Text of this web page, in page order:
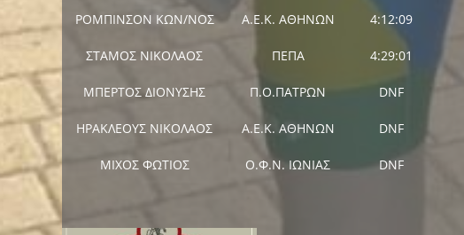
ΡΟΜΠΙΝΣΟΝ ΚΩΝ/ΝΟΣ Α.Ε.Κ. ΑΘΗΝΩΝ 4:12:09
ΣΤΑΜΟΣ ΝΙΚΟΛΑΟΣ ΠΕΠΑ 4:29:01
ΜΠΕΡΤΟΣ ΔΙΟΝΥΣΗΣ Π.Ο.ΠΑΤΡΩΝ DNF
ΗΡΑΚΛΕΟΥΣ ΝΙΚΟΛΑΟΣ Α.Ε.Κ. ΑΘΗΝΩΝ DNF
ΜΙΧΟΣ ΦΩΤΙΟΣ Ο.Φ.Ν. ΙΩΝΙΑΣ DNF